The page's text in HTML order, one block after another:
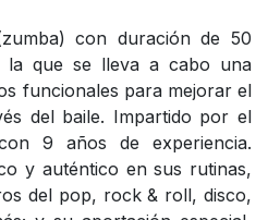
con duración de 50
la que se lleva a cabo una
funcionales para mejorar el
del baile. Impartido por el
9 años de experiencia.
y auténtico en sus rutinas,
del pop, rock & roll, disco,